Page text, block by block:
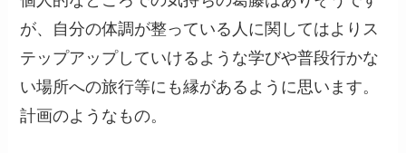
が、自分の体調が整っている人に関してはよりス
テップアップしていけるような学びや普段行かな
い場所への旅行等にも縁があるように思います。
計画のようなもの。